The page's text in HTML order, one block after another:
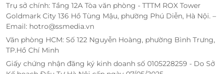
Không gian sang trọng và dịch vụ chuyên nghiệp
LifeLink - Địa chỉ săn deal ẩm thực giá
ưu đãi nhất
LifeLink là nền tảng xúc tiến Thương mại điện tử
Trụ sở chính: Tầng 12A Tòa văn phòng - TTTM ROX Tower
Goldmark City 136 Hồ Tùng Mậu, phường Phú Diễn, Hà Nội. –
Email: hotro@ssmedia.vn
Văn phòng HCM: Số 122 Nguyễn Hoàng, phường Bình Trưng,
TP.Hồ Chí Minh
Giấy chứng nhận đăng ký kinh doanh số 0105228259 - Do Sở